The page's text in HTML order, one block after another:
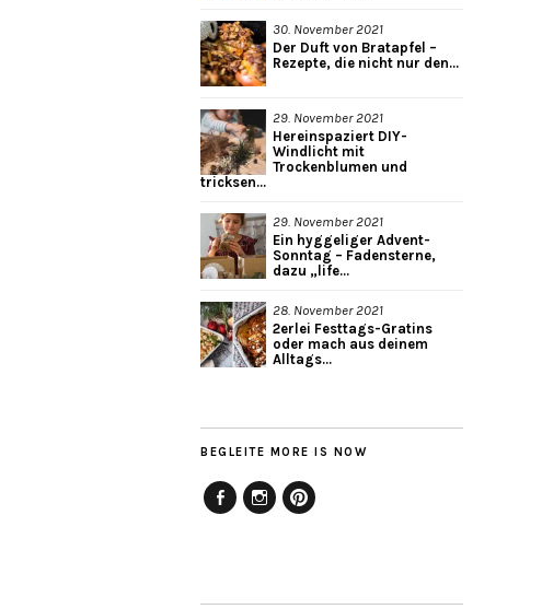
30. November 2021
Der Duft von Bratapfel –
Rezepte, die nicht nur den...
29. November 2021
Hereinspaziert DIY-
Windlicht mit
Trockenblumen und
tricksen...
29. November 2021
Ein hyggeliger Advent-
Sonntag – Fadensterne,
dazu „life...
28. November 2021
2erlei Festtags-Gratins
oder mach aus deinem
Alltags...
BEGLEITE MORE IS NOW